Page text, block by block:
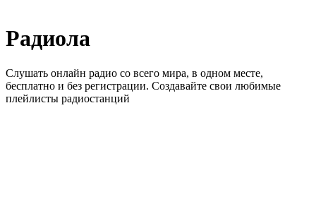
Радиола
Слушать онлайн радио со всего мира, в одном месте,
бесплатно и без регистрации. Создавайте свои любимые
плейлисты радиостанций